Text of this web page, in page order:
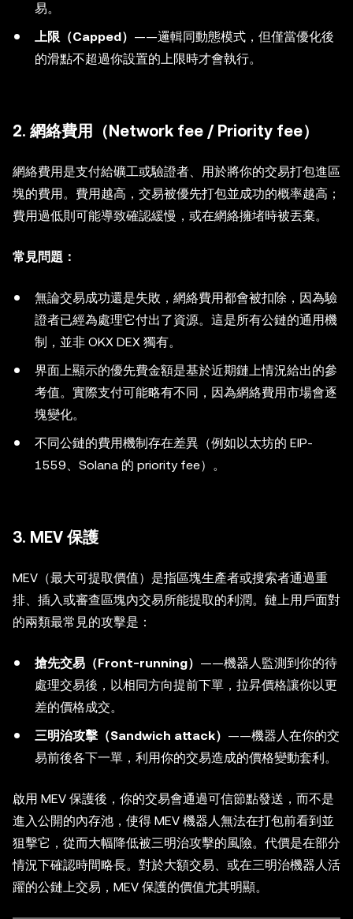
易。
上限（Capped） ——邏輯同動態模式，但僅當優化後
的滑點不超過你設置的上限時才會執行。
2. 網絡費用（Network fee / Priority fee）
網絡費用是支付給礦工或驗證者、用於將你的交易打包進區
塊的費用。費用越高，交易被優先打包並成功的概率越高；
費用過低則可能導致確認緩慢，或在網絡擁堵時被丟棄。
常見問題：
無論交易成功還是失敗，網絡費用都會被扣除，因為驗
證者已經為處理它付出了資源。這是所有公鏈的通用機
制，並非 OKX DEX 獨有。
界面上顯示的優先費金額是基於近期鏈上情況給出的參
考值。實際支付可能略有不同，因為網絡費用市場會逐
塊變化。
不同公鏈的費用機制存在差異（例如以太坊的 EIP-
1559、Solana 的 priority fee）。
3. MEV 保護
MEV（最大可提取價值）是指區塊生產者或搜索者通過重
排、插入或審查區塊內交易所能提取的利潤。鏈上用戶面對
的兩類最常見的攻擊是：
搶先交易（Front-running） ——機器人監測到你的待
處理交易後，以相同方向提前下單，拉昇價格讓你以更
差的價格成交。
三明治攻擊（Sandwich attack） ——機器人在你的交
易前後各下一單，利用你的交易造成的價格變動套利。
啟用 MEV 保護後，你的交易會通過可信節點發送，而不是
進入公開的內存池，使得 MEV 機器人無法在打包前看到並
狙擊它，從而大幅降低被三明治攻擊的風險。代價是在部分
情況下確認時間略長。對於大額交易、或在三明治機器人活
躍的公鏈上交易，MEV 保護的價值尤其明顯。